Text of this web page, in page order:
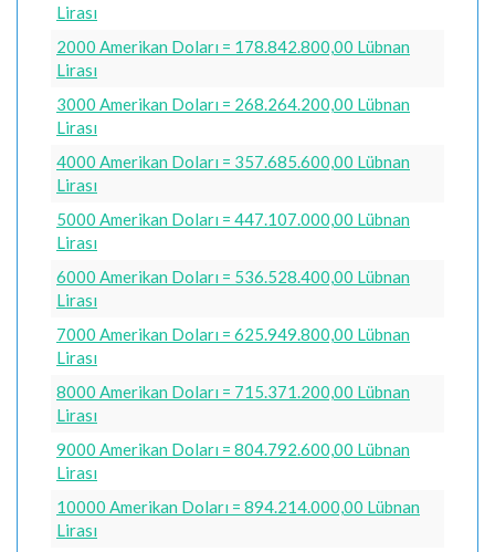
Lirası
2000 Amerikan Doları = 178.842.800,00 Lübnan
Lirası
3000 Amerikan Doları = 268.264.200,00 Lübnan
Lirası
4000 Amerikan Doları = 357.685.600,00 Lübnan
Lirası
5000 Amerikan Doları = 447.107.000,00 Lübnan
Lirası
6000 Amerikan Doları = 536.528.400,00 Lübnan
Lirası
7000 Amerikan Doları = 625.949.800,00 Lübnan
Lirası
8000 Amerikan Doları = 715.371.200,00 Lübnan
Lirası
9000 Amerikan Doları = 804.792.600,00 Lübnan
Lirası
10000 Amerikan Doları = 894.214.000,00 Lübnan
Lirası